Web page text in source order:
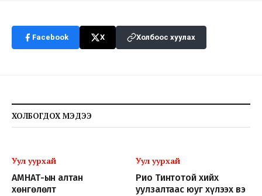
Facebook X Холбоос хуулах
ХОЛБОГДОХ МЭДЭЭ
Уул уурхай
АМНАТ-ын алтан
хөнгөлөлт
Уул уурхай
Рио Тинтотой хийх
уулзалтаас юуг хүлээх вэ